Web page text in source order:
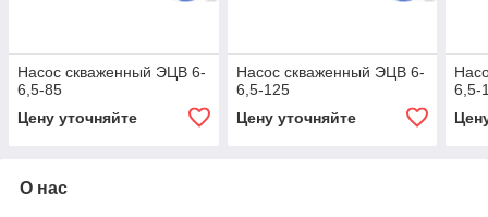
Насос скваженный ЭЦВ 6-
6,5-85
Цену уточняйте
Насос скваженный ЭЦВ 6-
6,5-125
Цену уточняйте
6,5-
О нас